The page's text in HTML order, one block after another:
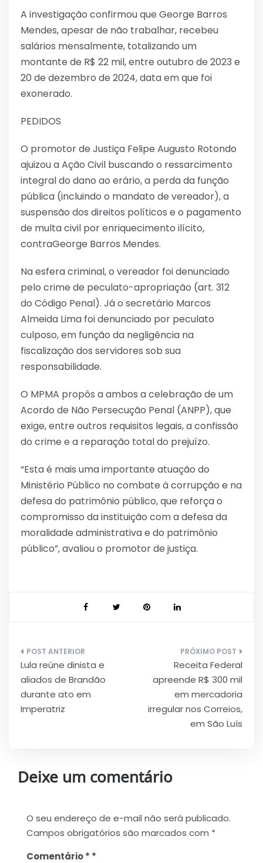
A investigação confirmou que George Barros
Mendes, apesar de não trabalhar, recebeu
salários mensalmente, totalizando um
montante de R$ 22 mil, entre outubro de 2023 e
20 de dezembro de 2024, data em que foi
exonerado.
PEDIDOS
O promotor de Justiça Felipe Augusto Rotondo
ajuizou a Ação Civil buscando o ressarcimento
integral do dano ao erário, a perda da função
pública (incluindo o mandato de vereador), a
suspensão dos direitos políticos e o pagamento
de multa civil por enriquecimento ilícito,
contraGeorge Barros Mendes.
Na esfera criminal, o vereador foi denunciado
pelo crime de peculato-apropriação (art. 312
do Código Penal). Já o secretário Marcos
Almeida Lima foi denunciado por peculato
culposo, em função da negligência na
fiscalização dos servidores sob sua
responsabilidade.
O MPMA propôs a ambos a celebração de um
Acordo de Não Persecução Penal (ANPP), que
exige, entre outros requisitos legais, a confissão
do crime e a reparação total do prejuízo.
“Esta é mais uma importante atuação do
Ministério Público no combate à corrupção e na
defesa do patrimônio público, que reforça o
compromisso da instituição com a defesa da
moralidade administrativa e do patrimônio
público”, avaliou o promotor de justiça.
Navegação
de
Post
Lula reúne dinista e
aliados de Brandão
durante ato em
Imperatriz
Receita Federal
apreende R$ 300 mil
em mercadoria
irregular nos Correios,
em São Luís
Deixe um comentário
O seu endereço de e-mail não será publicado.
Campos obrigatórios são marcados com *
Comentário*